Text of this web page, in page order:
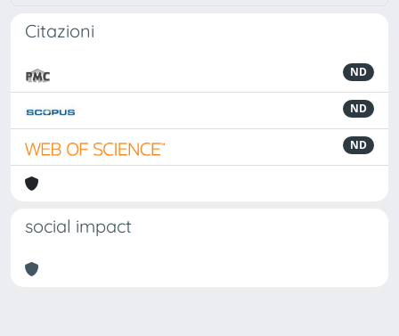
Citazioni
ND
ND
ND
social impact